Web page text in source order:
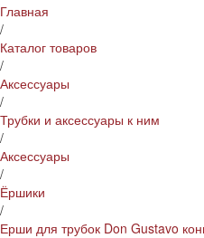
Главная
/
Каталог товаров
/
Аксессуары
/
Трубки и аксессуары к ним
/
Аксессуары
/
Ёршики
/
Ерши для трубок Don Gustavo